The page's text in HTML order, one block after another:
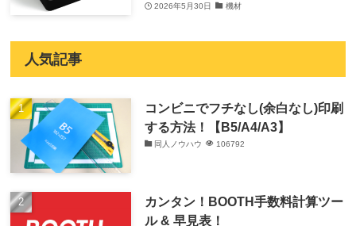
2026年5月30日 機材
人気記事
コンビニでフチなし(余白なし)印刷
する方法！【B5/A4/A3】
同人ノウハウ 106792
カンタン！BOOTH手数料計算ツー
ル & 早見表！